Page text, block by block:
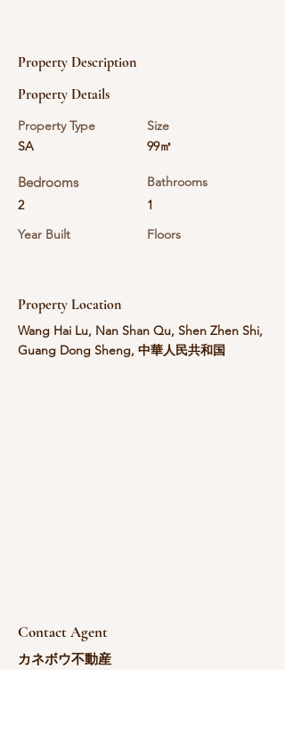
Property Description
Property Details
Property Type
SA
Bedrooms
2
Year Built
Size
99㎡
Bathrooms
1
Floors
Property Location
Wang Hai Lu, Nan Shan Qu, Shen Zhen Shi,
Guang Dong Sheng, 中華人民共和国
Contact Agent
カネボウ不動産